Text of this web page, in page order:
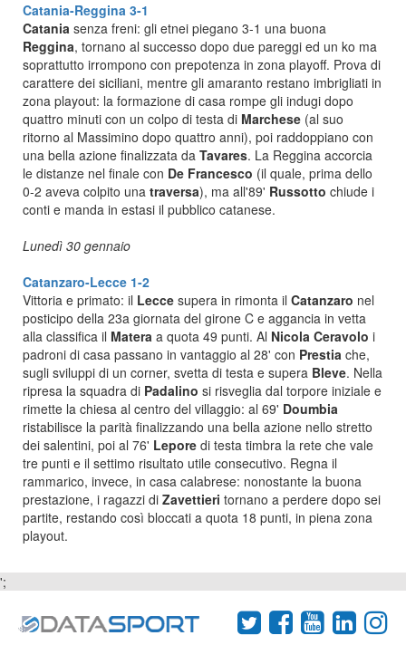
Catania-Reggina 3-1
Catania senza freni: gli etnei piegano 3-1 una buona
Reggina, tornano al successo dopo due pareggi ed un ko ma
soprattutto irrompono con prepotenza in zona playoff. Prova di
carattere dei siciliani, mentre gli amaranto restano imbrigliati in
zona playout: la formazione di casa rompe gli indugi dopo
quattro minuti con un colpo di testa di Marchese (al suo
ritorno al Massimino dopo quattro anni), poi raddoppiano con
una bella azione finalizzata da Tavares. La Reggina accorcia
le distanze nel finale con De Francesco (il quale, prima dello
0-2 aveva colpito una traversa), ma all'89' Russotto chiude i
conti e manda in estasi il pubblico catanese.
Lunedì 30 gennaio
Catanzaro-Lecce 1-2
Vittoria e primato: il Lecce supera in rimonta il Catanzaro nel
posticipo della 23a giornata del girone C e aggancia in vetta
alla classifica il Matera a quota 49 punti. Al Nicola Ceravolo i
padroni di casa passano in vantaggio al 28' con Prestia che,
sugli sviluppi di un corner, svetta di testa e supera Bleve. Nella
ripresa la squadra di Padalino si risveglia dal torpore iniziale e
rimette la chiesa al centro del villaggio: al 69' Doumbia
ristabilisce la parità finalizzando una bella azione nello stretto
dei salentini, poi al 76' Lepore di testa timbra la rete che vale
tre punti e il settimo risultato utile consecutivo. Regna il
rammarico, invece, in casa calabrese: nonostante la buona
prestazione, i ragazzi di Zavettieri tornano a perdere dopo sei
partite, restando così bloccati a quota 18 punti, in piena zona
playout.
';